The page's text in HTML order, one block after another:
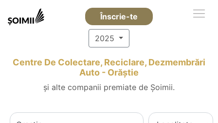
Înscrie-te
2025
Centre De Colectare, Reciclare, Dezmembrări
Auto - Orăştie
și alte companii premiate de Șoimii.